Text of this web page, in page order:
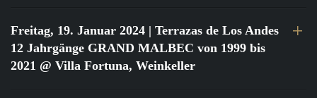
Freitag, 19. Januar 2024 | Terrazas de Los Andes
12 Jahrgänge GRAND MALBEC von 1999 bis
2021 @ Villa Fortuna, Weinkeller